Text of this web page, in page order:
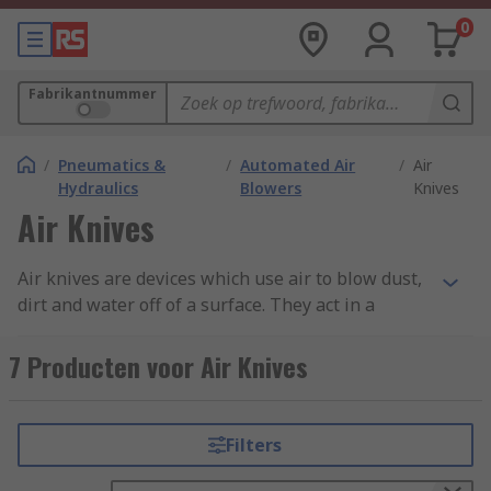
0
Fabrikantnummer
/ Pneumatics &
Hydraulics
/ Automated Air
Blowers
/ Air
Knives
Air Knives
Air knives are devices which use air to blow dust,
dirt and water off of a surface. They act in a
specific area. Air knives are primarily used on
conveyor belts in manufacturing applications for
Air knives use a plenum chamber to distribute
pressurised air across a wider area. The housing
7 Producten voor Air Knives
Filters